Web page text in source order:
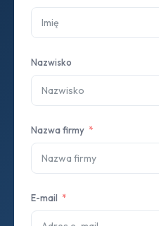
Nazwisko
Nazwa firmy
E-mail